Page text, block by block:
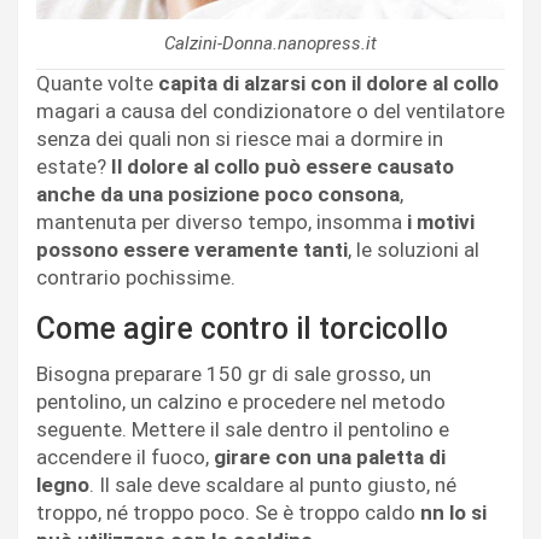
Calzini-Donna.nanopress.it
Quante volte capita di alzarsi con il dolore al collo
magari a causa del condizionatore o del ventilatore
senza dei quali non si riesce mai a dormire in
estate? Il dolore al collo può essere causato
anche da una posizione poco consona,
mantenuta per diverso tempo, insomma i motivi
possono essere veramente tanti, le soluzioni al
contrario pochissime.
Come agire contro il torcicollo
Bisogna preparare 150 gr di sale grosso, un
pentolino, un calzino e procedere nel metodo
seguente. Mettere il sale dentro il pentolino e
accendere il fuoco, girare con una paletta di
legno. Il sale deve scaldare al punto giusto, né
troppo, né troppo poco. Se è troppo caldo nn lo si